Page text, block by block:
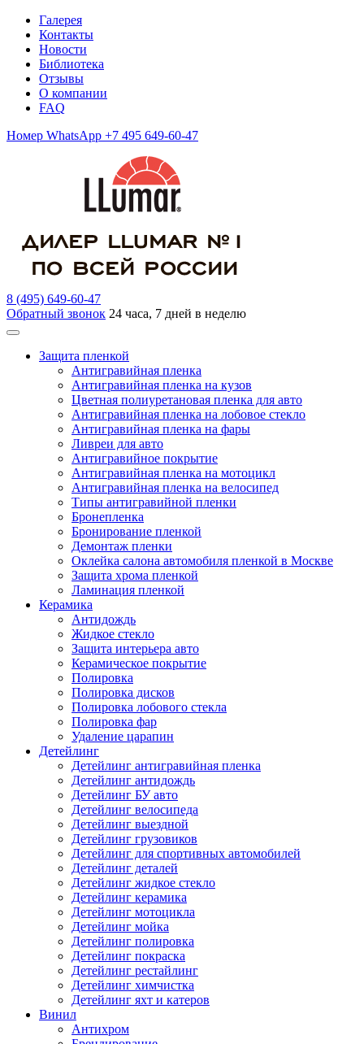
Галерея
Контакты
Новости
Библиотека
Отзывы
О компании
FAQ
Номер WhatsApp +7 495 649-60-47
8 (495) 649-60-47
Обратный звонок 24 часа, 7 дней в неделю
Защита пленкой
Антигравийная пленка
Антигравийная пленка на кузов
Цветная полиуретановая пленка для авто
Антигравийная пленка на лобовое стекло
Антигравийная пленка на фары
Ливреи для авто
Антигравийное покрытие
Антигравийная пленка на мотоцикл
Антигравийная пленка на велосипед
Типы антигравийной пленки
Бронепленка
Бронирование пленкой
Демонтаж пленки
Оклейка салона автомобиля пленкой в Москве
Защита хрома пленкой
Ламинация пленкой
Керамика
Антидождь
Жидкое стекло
Защита интерьера авто
Керамическое покрытие
Полировка
Полировка дисков
Полировка лобового стекла
Полировка фар
Удаление царапин
Детейлинг
Детейлинг антигравийная пленка
Детейлинг антидождь
Детейлинг БУ авто
Детейлинг велосипеда
Детейлинг выездной
Детейлинг грузовиков
Детейлинг для спортивных автомобилей
Детейлинг деталей
Детейлинг жидкое стекло
Детейлинг керамика
Детейлинг мотоцикла
Детейлинг мойка
Детейлинг полировка
Детейлинг покраска
Детейлинг рестайлинг
Детейлинг химчистка
Детейлинг яхт и катеров
Винил
Антихром